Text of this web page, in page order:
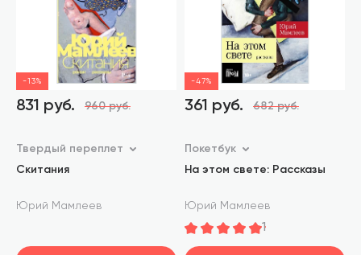
-13%
831 руб. 960 руб.
Твердый переплет
Скитания
Юрий Мамлеев
-47%
361 руб. 682 руб.
Покетбук
На этом свете: Рассказы
Юрий Мамлеев
1